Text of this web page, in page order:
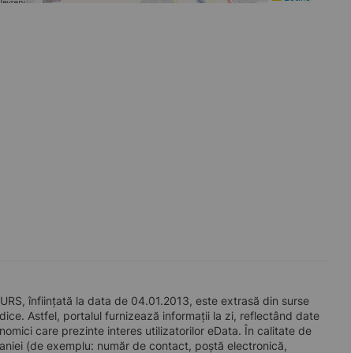
înființată la data de 04.01.2013, este extrasă din surse
Astfel, portalul furnizează informații la zi, reflectând date
care prezinte interes utilizatorilor eData. În calitate de
(de exemplu: număr de contact, poștă electronică,